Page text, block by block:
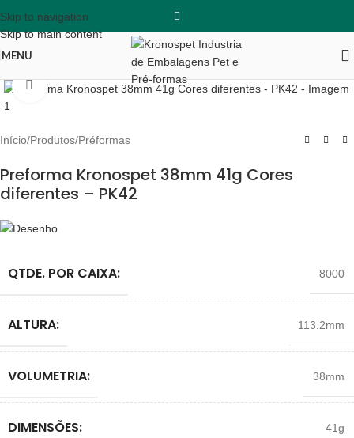
Skip to navigation
Skip to main content
MENU
Clique para ampliar
Início/Produtos/Préformas
Preforma Kronospet 38mm 41g Cores
diferentes – PK42
QTDE. POR CAIXA: 8000
ALTURA: 113.2mm
VOLUMETRIA: 38mm
DIMENSÕES: 41g